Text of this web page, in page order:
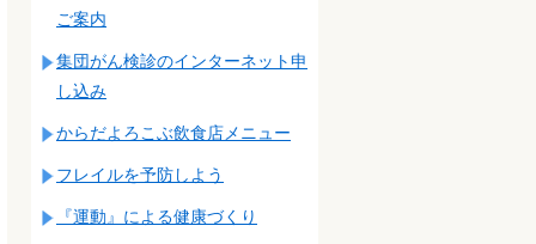
ご案内
集団がん検診のインターネット申
し込み
からだよろこぶ飲食店メニュー
フレイルを予防しよう
『運動』による健康づくり